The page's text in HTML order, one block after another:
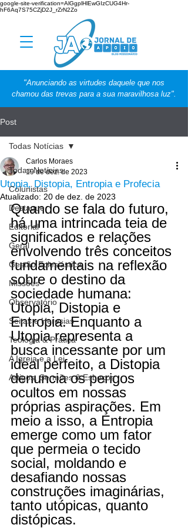
google-site-verification=AlGgplHlEwGIzCUG4Hr-
hF6Aq7S75CZjD2J_rZrN2Zo
"Anunciando as virtudes daquele que nos
chamou das trevas para a sua maravilhosa luz".
Post
Todas Notícias
Colunistas
Destaque
Editorial
Geral
Gestão Eclesiástica
Missões
Observatório
Seitas e Heresias
Teologia & Prática
A Igreja e a Lei
Artigos, Sermões & Esboços
Todas Notícias
Utopia, Distopia, Entropia e Profecia
Carlos Moraes
19 de dez. de 2023
Atualizado: 20 de dez. de 2023
Quando se fala do futuro,
há uma intrincada teia de
significados e relações
envolvendo três conceitos
fundamentais na reflexão
sobre o destino da
sociedade humana:
Utopia, Distopia e
Entropia. Enquanto a
Utopia representa a
busca incessante por um
ideal perfeito, a Distopia
denuncia os perigos
ocultos em nossas
próprias aspirações. Em
meio a isso, a Entropia
emerge como um fator
que permeia o tecido
social, moldando e
desafiando nossas
construções imaginárias,
tanto utópicas, quanto
distópicas.